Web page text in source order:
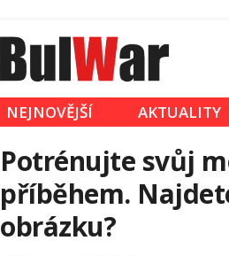
NEJNOVĚJŠÍ AKTUALITY
Potrénujte svůj
příběhem.
obrázku?